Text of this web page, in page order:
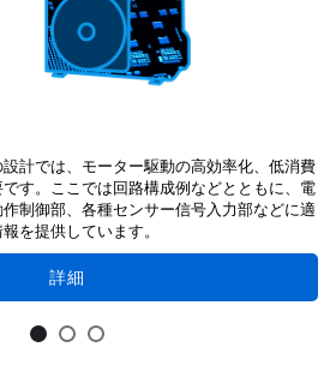
計では、モーター駆動の高効率化、低消費
す。ここでは回路構成例などとともに、電
制御部、各種センサー信号入力部などに適
を提供しています。
詳細